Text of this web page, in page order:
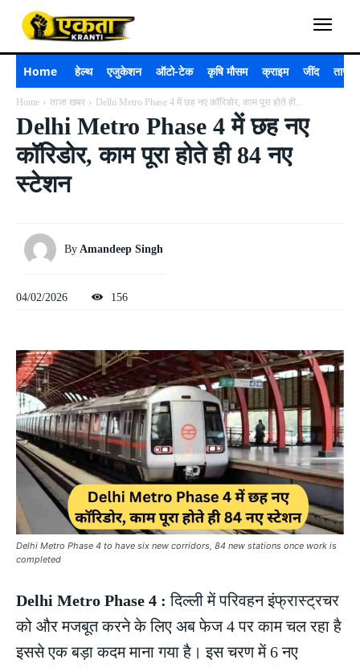
Home हेल्थ एजुकेशन ऑटो-टेक कृषि मौसम क्राइम जींद ताजा
Home ताजा खबर Delhi Metro Phase 4 में छह नए कॉरिडोर, काम पूरा होते ही...
Delhi Metro Phase 4 में छह नए
कॉरिडोर, काम पूरा होते ही 84 नए
स्टेशन
By Amandeep Singh
04/02/2026 156
Delhi Metro Phase 4 to have six new corridors, 84 new stations once work is
completed
Delhi Metro Phase 4 : दिल्ली में परिवहन इंफ्रास्ट्रचर
को और मजबूत करने के लिए अब फेज 4 पर काम चल रहा है
इससे एक बड़ा कदम माना गया है। इस चरण में 6 नए